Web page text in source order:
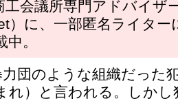
工会議所専門アドバイザ
）に、一部匿名ライタ
。
団のような組織だった
れ）と言われる。しか